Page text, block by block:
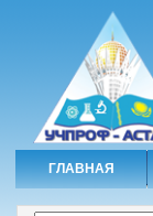
ГЛАВНАЯ